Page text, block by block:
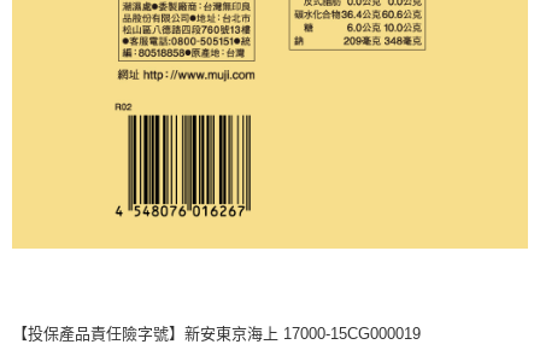
【投保產品責任險字號】新安東京海上 17000-15CG000019